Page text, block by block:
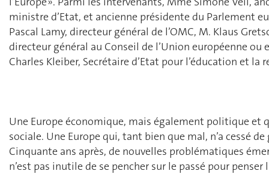
ministre d’Etat, et ancienne présidente du Parlement
Pascal Lamy, directeur général de l’OMC, M. Klaus
directeur général au Conseil de l’Union européenne ou
Charles Kleiber, Secrétaire d’Etat pour l’éducation et la
Une Europe économique, mais également politique et
sociale. Une Europe qui, tant bien que mal, n’a cessé de
Cinquante ans après, de nouvelles problématiques
n’est pas inutile de se pencher sur le passé pour penser